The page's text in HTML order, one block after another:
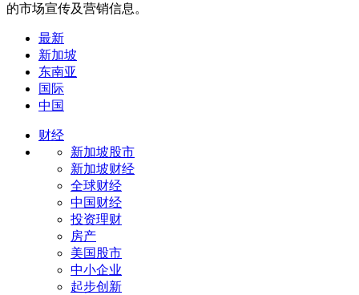
的市场宣传及营销信息。
最新
新加坡
东南亚
国际
中国
财经
新加坡股市
新加坡财经
全球财经
中国财经
投资理财
房产
美国股市
中小企业
起步创新